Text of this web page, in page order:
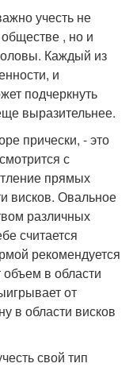
учесть не
, но и
Каждый из
и
подчеркнуть
выразительнее.
прически, - это
с
прямых
висков. Овальное
различных
считается
рекомендуется
в области
от
в области висков
свой тип